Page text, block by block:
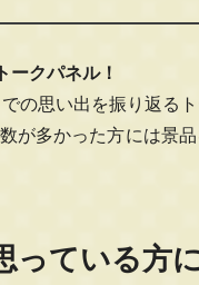
クパネル！
の思い出を振り返る
が多かった方には景
っている方